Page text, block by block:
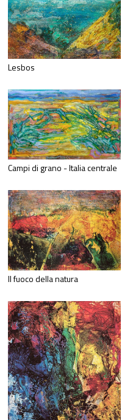
Lesbos
Campi di grano - Italia centrale
Il fuoco della natura